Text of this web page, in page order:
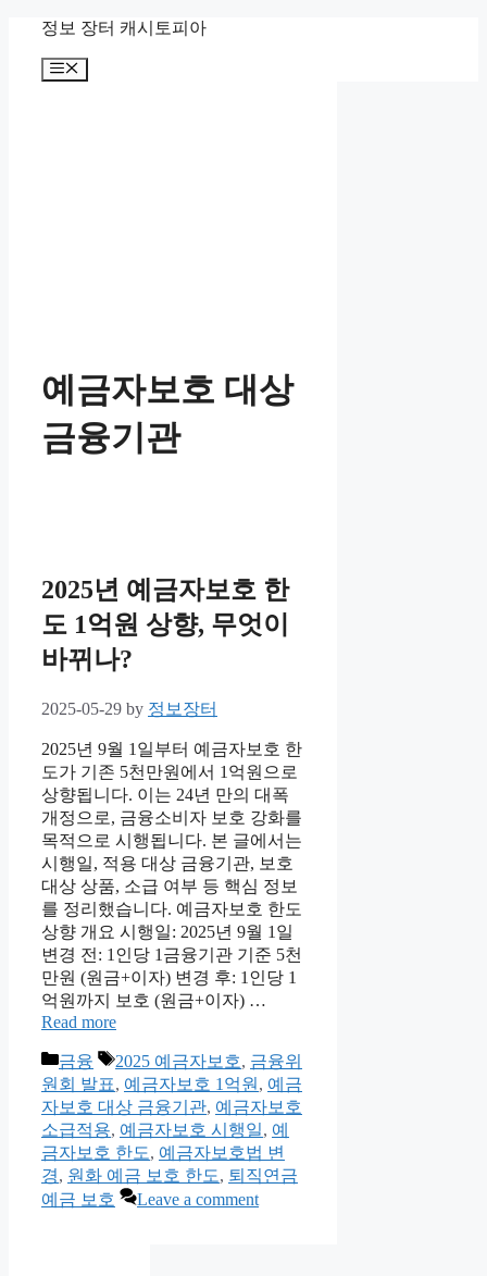
content
정보 장터 캐시토피아
Menu
예금자보호 대상
금융기관
2025년 예금자보호 한
도 1억원 상향, 무엇이
바뀌나?
2025-05-29 by 정보장터
2025년 9월 1일부터 예금자보호 한
도가 기존 5천만원에서 1억원으로
상향됩니다. 이는 24년 만의 대폭
개정으로, 금융소비자 보호 강화를
목적으로 시행됩니다. 본 글에서는
시행일, 적용 대상 금융기관, 보호
대상 상품, 소급 여부 등 핵심 정보
를 정리했습니다. 예금자보호 한도
상향 개요 시행일: 2025년 9월 1일
변경 전: 1인당 1금융기관 기준 5천
만원 (원금+이자) 변경 후: 1인당 1
억원까지 보호 (원금+이자) …
Read more
Categories
금융 Tags
2025 예금자보호, 금융위
원회 발표, 예금자보호 1억원 , 예금
자보호 대상 금융기관, 예금자보호
소급적용, 예금자보호 시행일, 예
금자보호 한도, 예금자보호법 변
경, 원화 예금 보호 한도, 퇴직연금
예금 보호
Leave a comment